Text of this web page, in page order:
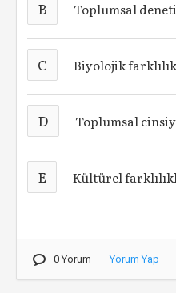
B Toplumsal
C Biyolojik
D Toplumsal
E Kültürel
0 Yorum Yorum Yap